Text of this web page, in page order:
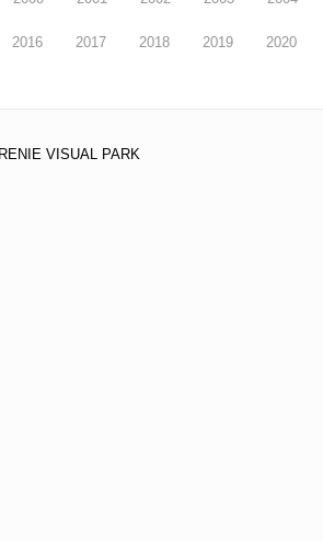
2016 2017 2018 2019 2020
VISUAL PARK